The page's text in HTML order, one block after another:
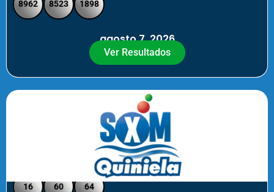
8962 8523 1898
agosto 7, 2026
Ver Resultados
Quiniela SXM - Noche
16 60 64